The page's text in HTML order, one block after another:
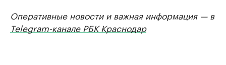
Оперативные новости и важная информация — в
Telegram-канале РБК Краснодар